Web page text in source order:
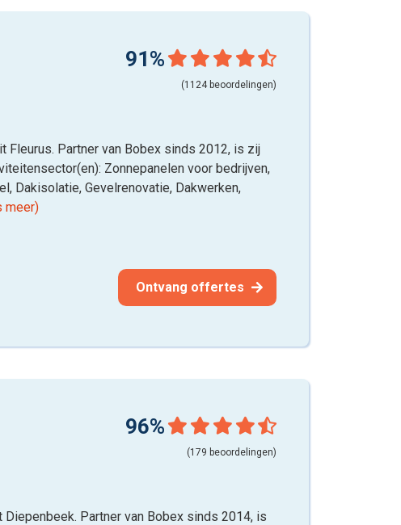
91%
(1124 beoordelingen)
Fleurus. Partner van Bobex sinds 2012, is zij
Zonnepanelen voor bedrijven,
Dakisolatie, Gevelrenovatie, Dakwerken,
meer)
Ontvang offertes
96%
(179 beoordelingen)
Partner van Bobex sinds 2014, is